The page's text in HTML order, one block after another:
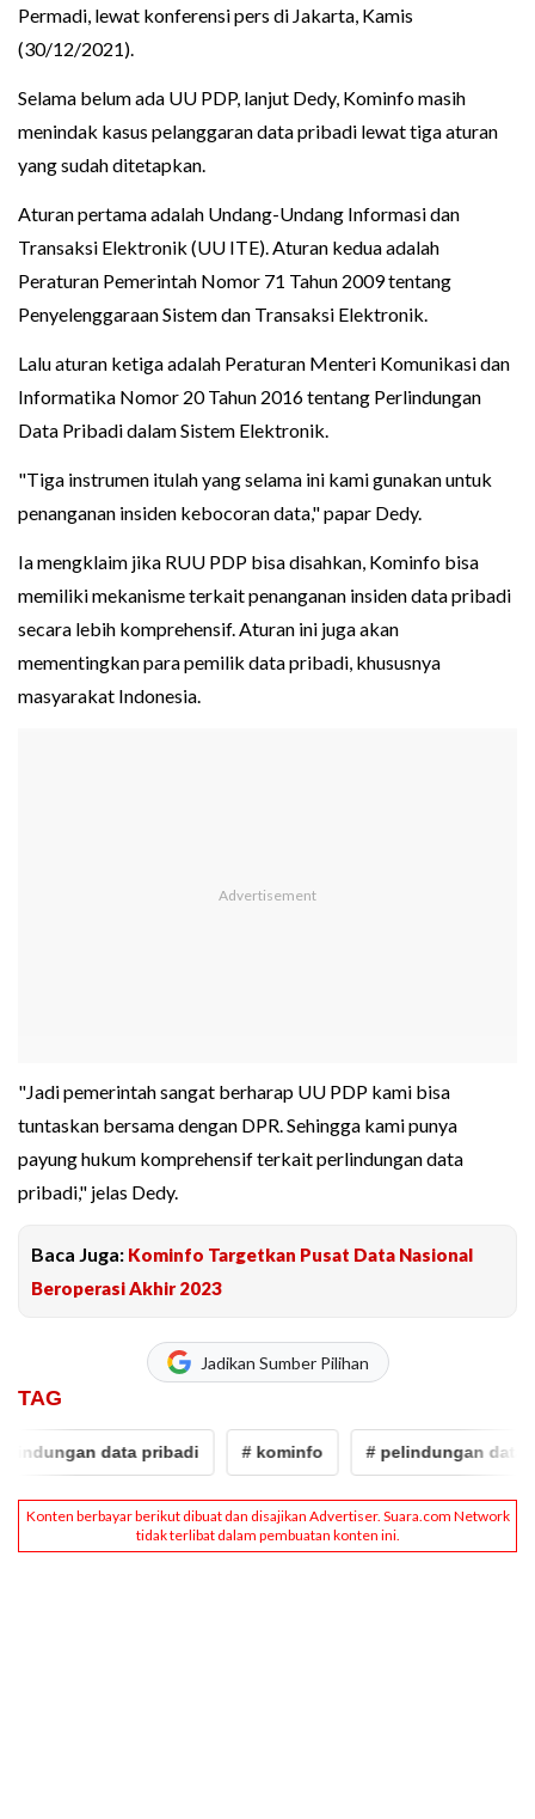
Permadi, lewat konferensi pers di Jakarta, Kamis
(30/12/2021).
Selama belum ada UU PDP, lanjut Dedy, Kominfo masih
menindak kasus pelanggaran data pribadi lewat tiga aturan
yang sudah ditetapkan.
Aturan pertama adalah Undang-Undang Informasi dan
Transaksi Elektronik (UU ITE). Aturan kedua adalah
Peraturan Pemerintah Nomor 71 Tahun 2009 tentang
Penyelenggaraan Sistem dan Transaksi Elektronik.
Lalu aturan ketiga adalah Peraturan Menteri Komunikasi dan
Informatika Nomor 20 Tahun 2016 tentang Perlindungan
Data Pribadi dalam Sistem Elektronik.
"Tiga instrumen itulah yang selama ini kami gunakan untuk
penanganan insiden kebocoran data," papar Dedy.
Ia mengklaim jika RUU PDP bisa disahkan, Kominfo bisa
memiliki mekanisme terkait penanganan insiden data pribadi
secara lebih komprehensif. Aturan ini juga akan
mementingkan para pemilik data pribadi, khususnya
masyarakat Indonesia.
"Jadi pemerintah sangat berharap UU PDP kami bisa
tuntaskan bersama dengan DPR. Sehingga kami punya
payung hukum komprehensif terkait perlindungan data
pribadi," jelas Dedy.
Baca Juga: Kominfo Targetkan Pusat Data Nasional
Beroperasi Akhir 2023
Jadikan Sumber Pilihan
TAG
data pribadi # kominfo # pelindungan data